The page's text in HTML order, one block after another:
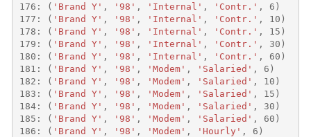
176 : ( 'Brand Y' , '98' , 'Internal' , 'Contr.' , 6 )
177 : ( 'Brand Y' , '98' , 'Internal' , 'Contr.' , 10 )
178 : ( 'Brand Y' , '98' , 'Internal' , 'Contr.' , 15 )
179 : ( 'Brand Y' , '98' , 'Internal' , 'Contr.' , 30 )
180 : ( 'Brand Y' , '98' , 'Internal' , 'Contr.' , 60 )
181 : ( 'Brand Y' , '98' , 'Modem' , 'Salaried' , 6 )
182 : ( 'Brand Y' , '98' , 'Modem' , 'Salaried' , 10 )
183 : ( 'Brand Y' , '98' , 'Modem' , 'Salaried' , 15 )
184: ( 'Brand Y' , '98' , 'Modem' , 'Salaried' , 30 )
185 : ( 'Brand Y' , '98' , 'Modem' , 'Salaried' , 60 )
186 : ( 'Brand Y' , '98' , 'Modem' , 'Hourly' , 6 )